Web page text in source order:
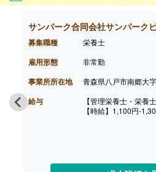
サンパーク合同会社サンパーク
募集職種 栄養士
雇用形態 非常勤
事業所所在地 青森県八戸市南郷大
給与
【管理栄養士・栄養
【時給】1,100円-